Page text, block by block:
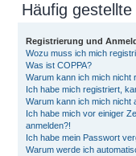
Häufig
Registrierung und
Wozu muss ich mich
Was ist COPPA?
Warum kann ich mich nicht
Ich habe mich registriert,
Warum kann ich mich nicht
Ich habe mich vor einiger
anmelden?!
Ich habe mein Passwort
Warum werde ich